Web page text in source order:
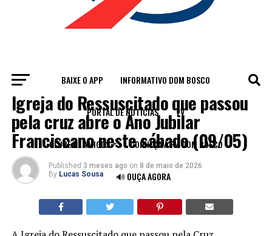
BAIXE O APP INFORMATIVO DOM BOSCO
PORTAL DE NOTÍCIAS TV
CLUBE DE AMIGOS CONHEÇA A FM DOM BOSCO
🔊 OUÇA AGORA
IGREJA
Igreja do Ressuscitado que passou
pela cruz abre o Ano Jubilar
Franciscano neste sábado (09/05)
Published 3 meses ago on 8 de maio de 2026
By Lucas Sousa